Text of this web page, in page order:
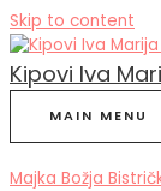
Skip to content
Kipovi Iva
MAIN MENU
Majka Božja